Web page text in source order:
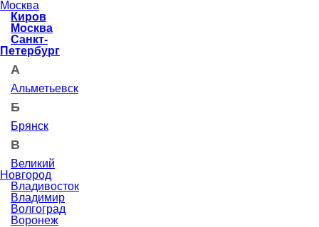
Москва
Киров
Москва
Санкт-
Петербург
А
Альметьевск
Б
Брянск
В
Великий
Новгород
Владивосток
Владимир
Волгоград
Воронеж